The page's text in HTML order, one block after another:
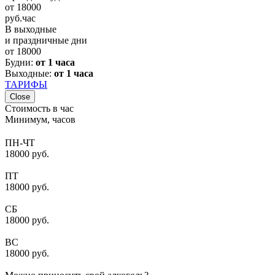
от 18000
руб.час
В выходные
и праздничные дни
от 18000
Будни: от 1 часа
Выходные: от 1 часа
ТАРИФЫ
Close
Стоимость в час
Минимум, часов
ПН-ЧТ
18000 руб.
ПТ
18000 руб.
СБ
18000 руб.
ВС
18000 руб.